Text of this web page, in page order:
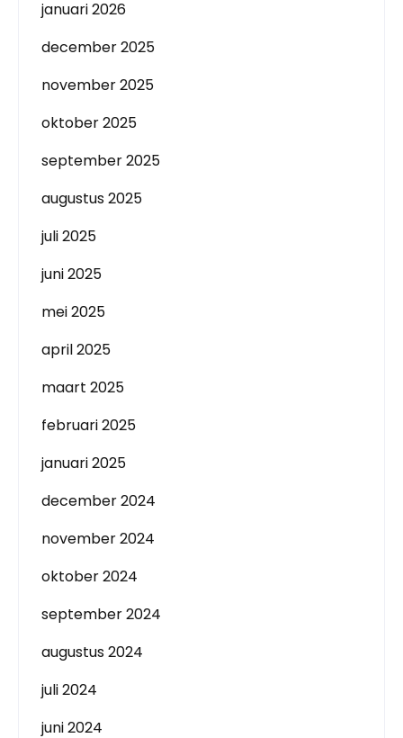
januari 2026
december 2025
november 2025
oktober 2025
september 2025
augustus 2025
juli 2025
juni 2025
mei 2025
april 2025
maart 2025
februari 2025
januari 2025
december 2024
november 2024
oktober 2024
september 2024
augustus 2024
juli 2024
juni 2024